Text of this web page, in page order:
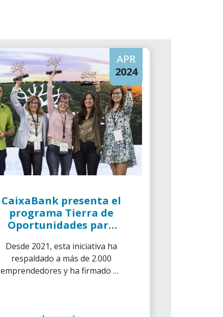
APR
2024
CaixaBank presenta el
programa Tierra de
Oportunidades para
empleo en el mundo
rural en más de 40
provincias
Desde 2021, esta iniciativa ha
respaldado a más de 2.000
emprendedores y ha firmado 71